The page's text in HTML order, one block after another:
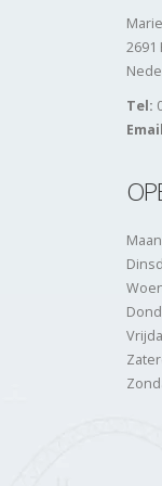
2691
Tel: